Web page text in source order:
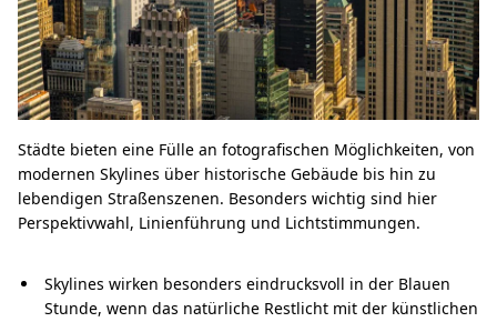
Städte bieten eine Fülle an fotografischen Möglichkeiten, von
modernen Skylines über historische Gebäude bis hin zu
lebendigen Straßenszenen. Besonders wichtig sind hier
Perspektivwahl, Linienführung und Lichtstimmungen.
Skylines wirken besonders eindrucksvoll in der Blauen
Stunde, wenn das natürliche Restlicht mit der künstlichen